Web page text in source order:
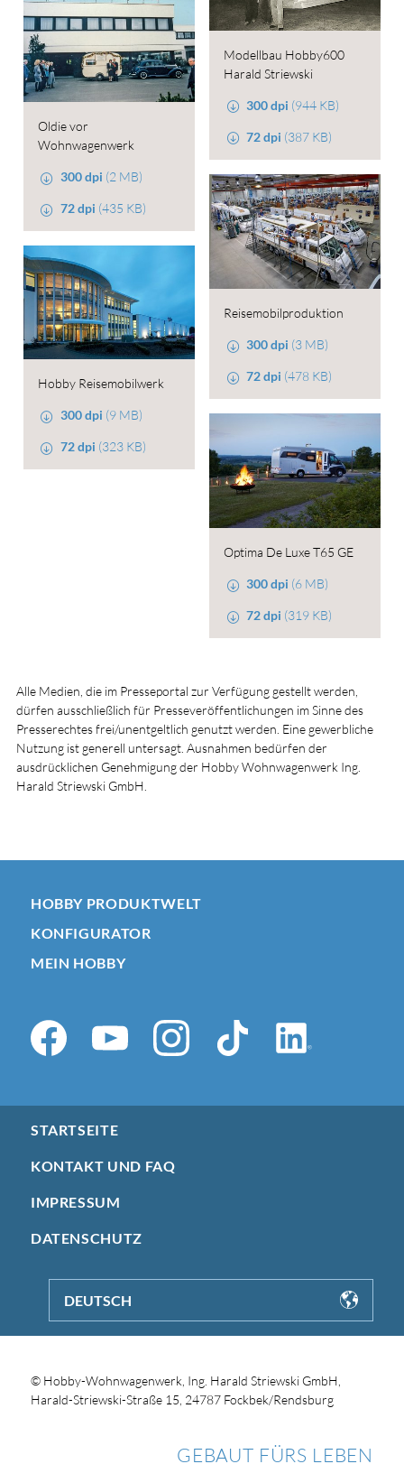
Modellbau Hobby600
Harald Striewski
300 dpi (944 KB)
72 dpi (387 KB)
Oldie vor
Wohnwagenwerk
300 dpi (2 MB)
72 dpi (435 KB)
Reisemobilproduktion
300 dpi (3 MB)
72 dpi (478 KB)
Hobby Reisemobilwerk
300 dpi (9 MB)
72 dpi (323 KB)
Optima De Luxe T65 GE
300 dpi (6 MB)
72 dpi (319 KB)
Alle Medien, die im Presseportal zur Verfügung gestellt werden,
dürfen ausschließlich für Presseveröffentlichungen im Sinne des
Presserechtes frei/unentgeltlich genutzt werden. Eine gewerbliche
Nutzung ist generell untersagt. Ausnahmen bedürfen der
ausdrücklichen Genehmigung der Hobby Wohnwagenwerk Ing.
Harald Striewski GmbH.
HOBBY PRODUKTWELT
KONFIGURATOR
MEIN HOBBY
STARTSEITE
KONTAKT UND FAQ
IMPRESSUM
DATENSCHUTZ
DEUTSCH
© Hobby-Wohnwagenwerk, Ing. Harald Striewski GmbH,
Harald-Striewski-Straße 15, 24787 Fockbek/Rendsburg
GEBAUT FÜRS LEBEN